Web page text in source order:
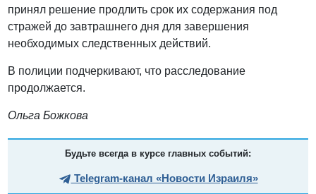
принял решение продлить срок их содержания под
стражей до завтрашнего дня для завершения
необходимых следственных действий.
В полиции подчеркивают, что расследование
продолжается.
Ольга Божкова
Будьте всегда в курсе главных событий:
Telegram-канал «Новости Израиля»